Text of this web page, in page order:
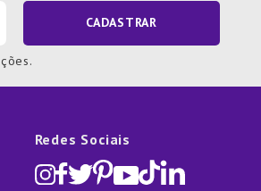
CADASTRAR
Redes Sociais